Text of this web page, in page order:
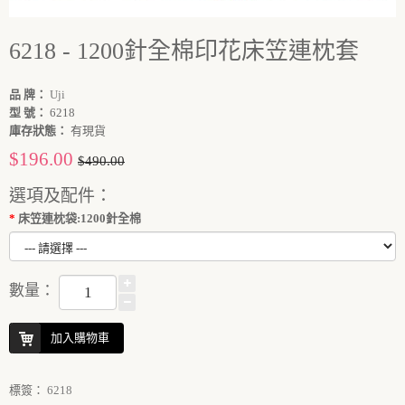
6218 - 1200針全棉印花床笠連枕套
品 牌： Uji
型 號： 6218
庫存狀態： 有現貨
$196.00 $490.00
選項及配件：
床笠連枕袋:1200針全棉
數量：
加入購物車
標簽： 6218